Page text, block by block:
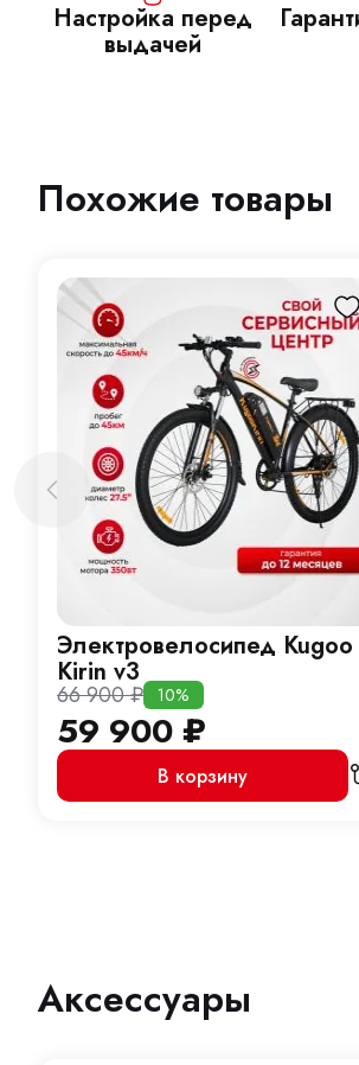
Настройка перед
выдачей
Похожие товары
Электровелосипед Kugoo
Kirin v3
66 900₽ 10%
59 900₽
В корзину
Аксессуары